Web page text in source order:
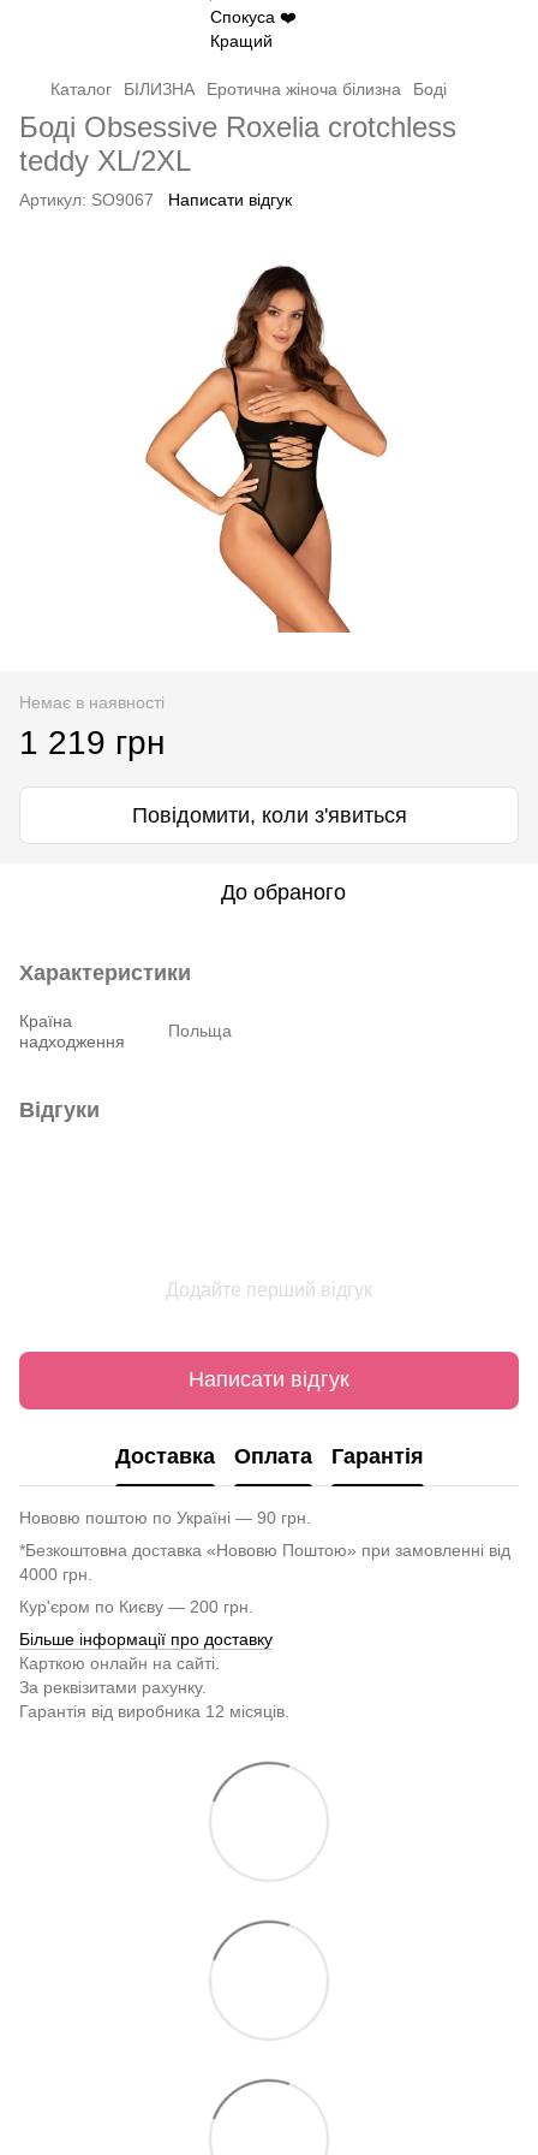
Каталог БІЛИЗНА Еротична жіноча білизна Боді
Боді Obsessive Roxelia crotchless
teddy XL/2XL
Артикул: SO9067 Написати відгук
Немає в наявності
1 219 грн
Повідомити, коли з'явиться
До обраного
Характеристики
Країна
надходження
Польща
Відгуки
Додайте перший відгук
Написати відгук
Доставка Оплата Гарантія
Нововю поштою по Україні — 90 грн.
*Безкоштовна доставка «Нововю Поштою» при замовленні від
4000 грн.
Кур'єром по Києву — 200 грн.
Більше інформації про доставку
Карткою онлайн на сайті.
За реквізитами рахунку.
Гарантія від виробника 12 місяців.